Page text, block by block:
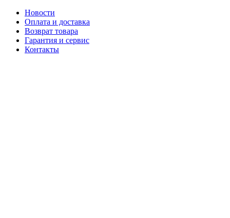
Новости
Оплата и доставка
Возврат товара
Гарантия и сервис
Контакты